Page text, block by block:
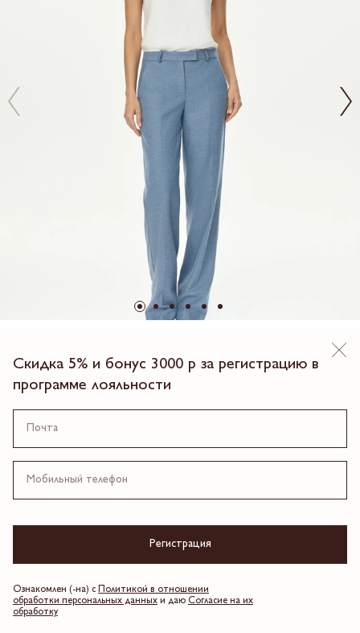
Скидка 5% и бонус 3000 р за регистрацию в
программе лояльности
Регистрация
Ознакомлен (-на) с
Политикой в отношении
обработки персональных данных и даю Согласие на их
обработку
9 990.00 ₽
4 платежа по 2,497.5 ₽
Таблица размеров